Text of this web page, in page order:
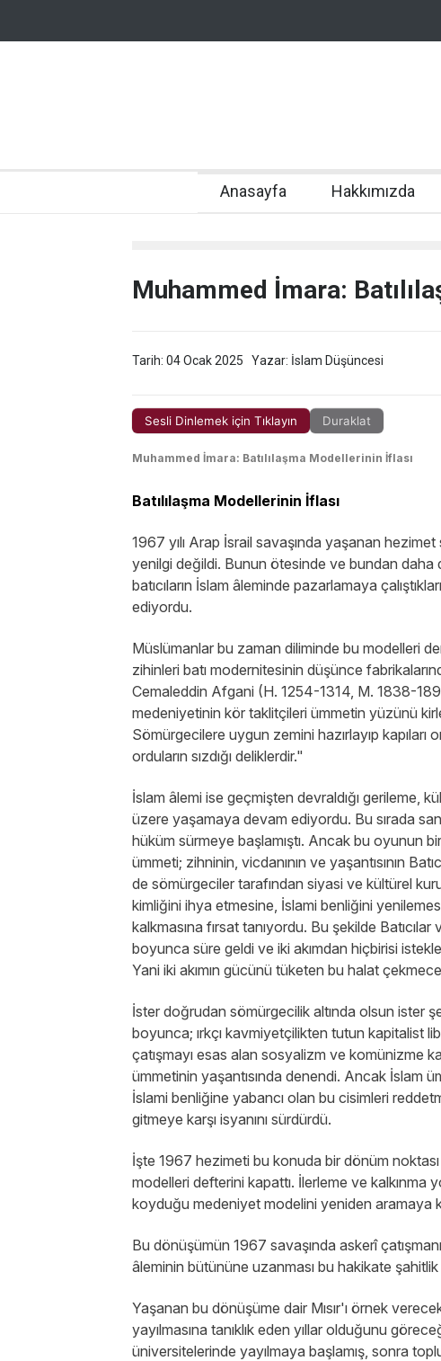
Anasayfa Hakkımızda
Muhammed İmara:
Tarih: 04 Ocak 2025 Yazar: İslam Düşüncesi
Sesli Dinlemek için Tıklayın Duraklat
Muhammed İmara: Batılılaşma Modellerinin İflası
Batılılaşma Modellerinin İflası
1967 yılı Arap İsrail savaşında yaşanan
yenilgi değildi. Bunun ötesinde ve bundan daha
batıcıların İslam âleminde pazarlamaya
ediyordu.
Müslümanlar bu zaman diliminde bu modelleri
zihinleri batı modernitesinin düşünce
Cemaleddin Afgani (H. 1254-1314, M. 1838-
medeniyetinin kör taklitçileri ümmetin yüzünü
Sömürgecilere uygun zemini hazırlayıp
orduların sızdığı deliklerdir."
İslam âlemi ise geçmişten devraldığı gerileme,
üzere yaşamaya devam ediyordu. Bu sırada
hüküm sürmeye başlamıştı. Ancak bu oyunun
ümmeti; zihninin, vicdanının ve yaşantısının
de sömürgeciler tarafından siyasi ve kültürel
kimliğini ihya etmesine, İslami benliğini
kalkmasına fırsat tanıyordu. Bu şekilde
boyunca süre geldi ve iki akımdan hiçbirisi
Yani iki akımın gücünü tüketen bu halat
İster doğrudan sömürgecilik altında olsun ister
boyunca; ırkçı kavmiyetçilikten tutun kapitalist
çatışmayı esas alan sosyalizm ve komünizme
ümmetinin yaşantısında denendi. Ancak İslam
İslami benliğine yabancı olan bu cisimleri
gitmeye karşı isyanını sürdürdü.
İşte 1967 hezimeti bu konuda bir dönüm
modelleri defterini kapattı. İlerleme ve kalkınma
koyduğu medeniyet modelini yeniden aramaya
Bu dönüşümün 1967 savaşında askerî
âleminin bütününe uzanması bu hakikate
Yaşanan bu dönüşüme dair Mısır'ı örnek
yayılmasına tanıklık eden yıllar olduğunu
üniversitelerinde yayılmaya başlamış, sonra